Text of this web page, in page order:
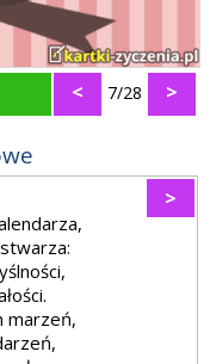
< 7/28 >
>
marzeń,